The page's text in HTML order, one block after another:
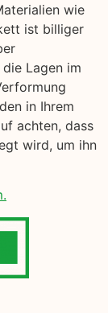
wie
ist billiger
Lagen im
in Ihrem
achten, dass
wird, um ihn